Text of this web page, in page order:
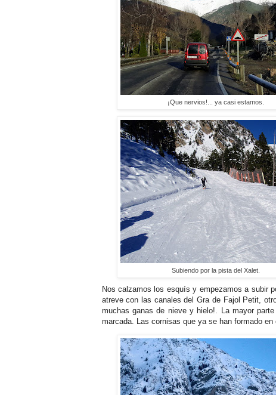
¡Que nervios!... ya casi estamos.
Subiendo por la pista del Xalet.
Nos calzamos los esquís y empezamos a subir
atreve con las canales del Gra de Fajol Petit,
muchas ganas de nieve y hielo!. La mayor
marcada. Las cornisas que ya se han formado